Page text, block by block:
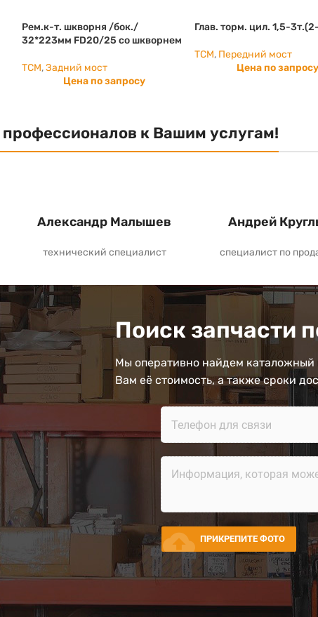
Рем.к-т. шкворня /бок./
32*223мм FD20/25 со шкворнем
TCM,Задний мост
Цена по запросу
Глав. торм. цил. 1,5-
TCM, Передний мост
Цена по запросу
к Вашим услугам!
Александр Малышев
технический специалист
Андрей
специалист по
Поиск запчасти
Мы оперативно найдем
Вам её стоимость, а также сроки
cloud_upload ПРИКРЕПИТЕ ФОТО